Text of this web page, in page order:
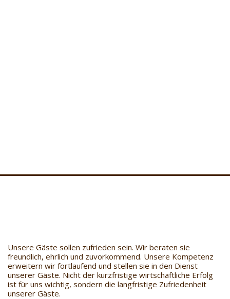
Unsere Gäste sollen zufrieden sein. Wir beraten sie
freundlich, ehrlich und zuvorkommend. Unsere Kompetenz
erweitern wir fortlaufend und stellen sie in den Dienst
unserer Gäste. Nicht der kurzfristige wirtschaftliche Erfolg
ist für uns wichtig, sondern die langfristige Zufriedenheit
unserer Gäste.